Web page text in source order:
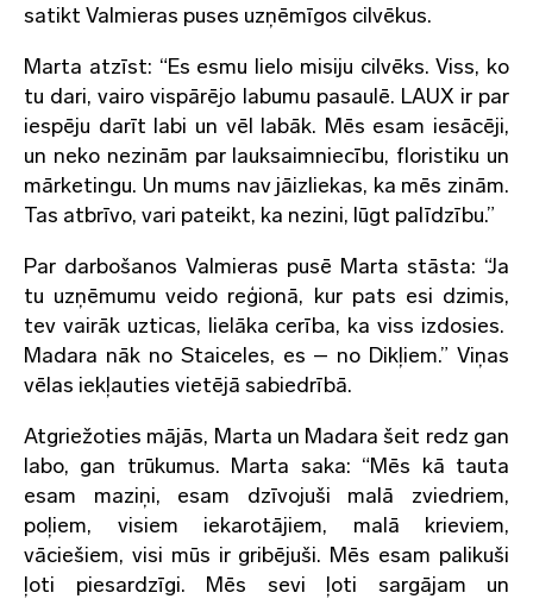
satikt Valmieras puses uzņēmīgos cilvēkus.
Marta atzīst: “Es esmu lielo misiju cilvēks. Viss, ko
tu dari, vairo vispārējo labumu pasaulē. LAUX ir par
iespēju darīt labi un vēl labāk. Mēs esam iesācēji,
un neko nezinām par lauksaimniecību, floristiku un
mārketingu. Un mums nav jāizliekas, ka mēs zinām.
Tas atbrīvo, vari pateikt, ka nezini, lūgt palīdzību.”
Par darbošanos Valmieras pusē Marta stāsta: “Ja
tu uzņēmumu veido reģionā, kur pats esi dzimis,
tev vairāk uzticas, lielāka cerība, ka viss izdosies.
Madara nāk no Staiceles, es – no Dikļiem.” Viņas
vēlas iekļauties vietējā sabiedrībā.
Atgriežoties mājās, Marta un Madara šeit redz gan
labo, gan trūkumus. Marta saka: “Mēs kā tauta
esam maziņi, esam dzīvojuši malā zviedriem,
poļiem, visiem iekarotājiem, malā krieviem,
vāciešiem, visi mūs ir gribējuši. Mēs esam palikuši
ļoti piesardzīgi. Mēs sevi ļoti sargājam un